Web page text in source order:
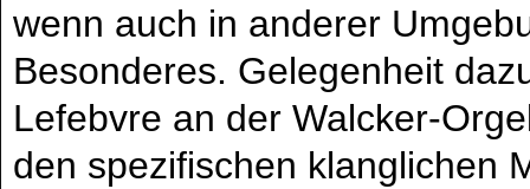
wenn auch in anderer
Besonderes. Gelegenheit
Lefebvre an der Walcker-
den spezifischen klanglichen